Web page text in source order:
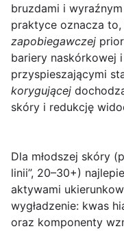
bruzdami i
praktyce oznacza
zapobiegawczej
bariery naskórkowej
przyspieszającymi
korygującej
skóry i redukcję
Dla młodszej skóry
linii”, 20–30+)
aktywami
wygładzenie: kwas
oraz komponenty